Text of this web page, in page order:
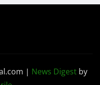
| News Digest by